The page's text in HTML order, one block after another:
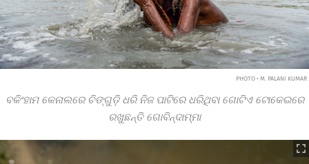
PHOTO • M. PALANI KUMAR
ବକିଂହାମ କେନାଲରେ ଚିଙ୍ଗୁଡ଼ି ଧରି ନିଜ ପାଟିରେ ଧରିଥିବା ଗୋଟିଏ ଟୋକେଇରେ
ରଖୁଛନ୍ତି ଗୋବିନ୍ଦାମ୍ମା